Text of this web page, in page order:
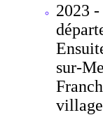
2023
sur-